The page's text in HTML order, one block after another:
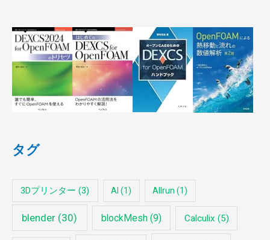
タグ
3Dプリンター (3) AI (1) Allrun (1)
blender (30) blockMesh(9) Calculix (5)